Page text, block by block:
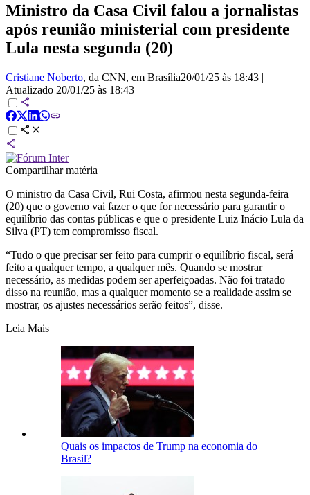
Ministro da Casa Civil falou a jornalistas
após reunião ministerial com presidente
Lula nesta segunda (20)
Cristiane Noberto, da CNN, em Brasília20/01/25 às 18:43 |
Atualizado 20/01/25 às 18:43
Compartilhar matéria
O ministro da Casa Civil, Rui Costa, afirmou nesta segunda-feira
(20) que o governo vai fazer o que for necessário para garantir o
equilíbrio das contas públicas e que o presidente Luiz Inácio Lula da
Silva (PT) tem compromisso fiscal.
“Tudo o que precisar ser feito para cumprir o equilíbrio fiscal, será
feito a qualquer tempo, a qualquer mês. Quando se mostrar
necessário, as medidas podem ser aperfeiçoadas. Não foi tratado
disso na reunião, mas a qualquer momento se a realidade assim se
mostrar, os ajustes necessários serão feitos”, disse.
Leia Mais
Quais os impactos de Trump na economia do
Brasil?